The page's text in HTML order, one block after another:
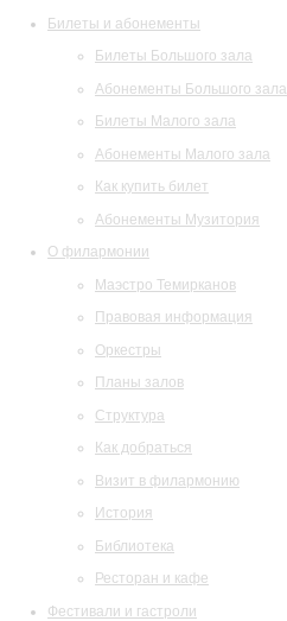
Билеты и абонементы
Билеты Большого зала
Абонементы Большого зала
Билеты Малого зала
Абонементы Малого зала
Как купить билет
Абонементы Музитория
О филармонии
Маэстро Темирканов
Правовая информация
Оркестры
Планы залов
Структура
Как добраться
Визит в филармонию
История
Библиотека
Ресторан и кафе
Фестивали и гастроли